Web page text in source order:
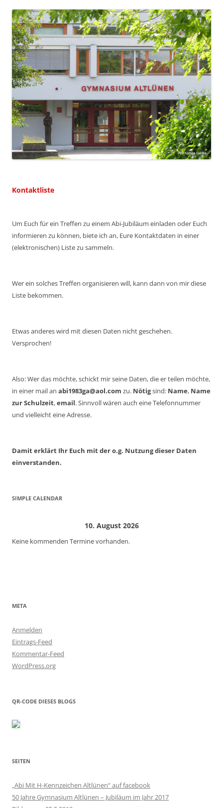
Kontaktliste
Um Euch für ein Treffen zu einem Abi-Jubiläum einladen oder Euch
informieren zu können, biete ich an, Eure Kontaktdaten in einer
(elektronischen) Liste zu sammeln.
Wer ein solches Treffen organisieren will, kann dann von mir diese
Liste bekommen.
Etwas anderes wird mit diesen Daten nicht geschehen.
Versprochen!
Also: Wer das möchte, schickt mir seine Daten, die er teilen möchte,
in einer mail an abi1983ga@aol.com zu. Nötigsind: Name, Name
zur Schulzeit,email. Sinnvoll wären auch eine Telefonnummer
und vielleicht eine Adresse.
Damit erklärt Ihr Euch mit der o.g. Nutzung dieser Daten
einverstanden.
SIMPLE CALENDAR
10. August 2026
Keine kommenden Termine vorhanden.
META
Anmelden
Eintrags-Feed
Kommentar-Feed
WordPress.org
QR-CODE DIESES BLOGS
SEITEN
„Abi Mit H-Kennzeichen Altlünen“ auf facebook
50 Jahre Gymnasium Altlünen – Jubiläum im Jahr 2017